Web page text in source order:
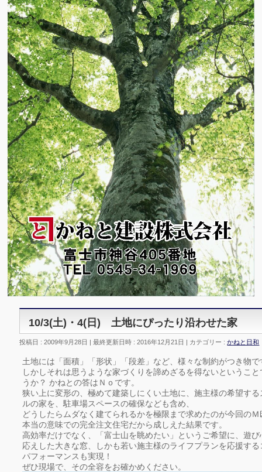
10/3(土)・4(日) 土地にぴったり沿わせた家
投稿日 : 2009年9月28日 最終更新日時 : 2016年12月21日 カテゴリー :かねと日和
土地には「面積」「形状」「段差」など、様々な制約がつき物で
しかしそれは思うような家づくりを諦めざるを得ないということ
うか？ かねとの答はＮｏです。
狭い上に変形の、極めて建築しにくい土地に、施主様の希望する
ルの家を、駐車場スペースの確保なども含め、
どうしたらムダなく建てられるかを極限まで求めたのが今回のＭ
本当の意味での完全注文住宅だから成しえた結果です。
高効率だけでなく、「富士山を眺めたい」というご希望に、遊び
応えした大きな窓、しかも若い施主様のライフプランを応援する
パフォーマンスも実現！
ぜひ現場で、その全容をお確かめください。